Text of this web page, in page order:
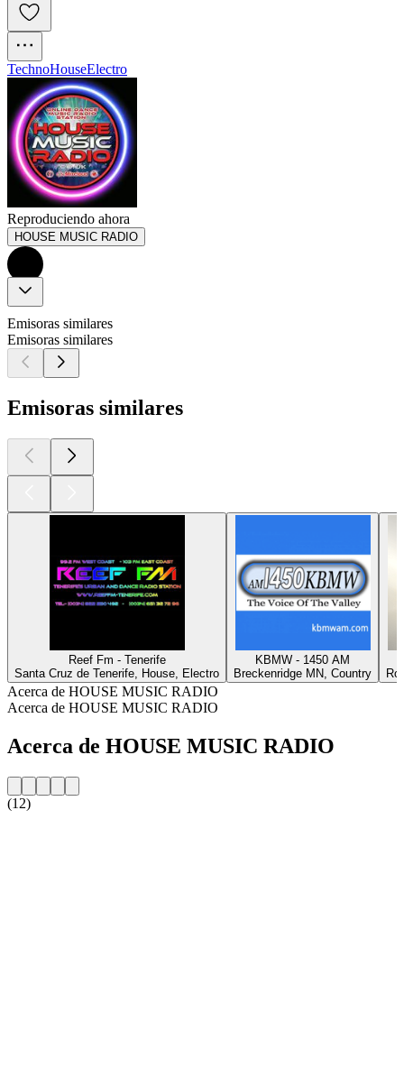
TechnoHouseElectro
Reproduciendo ahora
HOUSE MUSIC RADIO
Emisoras similares
Emisoras similares
Emisoras similares
Reef Fm - Tenerife
Santa Cruz de Tenerife, House, Electro
KBMW - 1450 AM
Breckenridge MN, Country
Acerca de HOUSE MUSIC RADIO
Acerca de HOUSE MUSIC RADIO
Acerca de HOUSE MUSIC RADIO
(12)